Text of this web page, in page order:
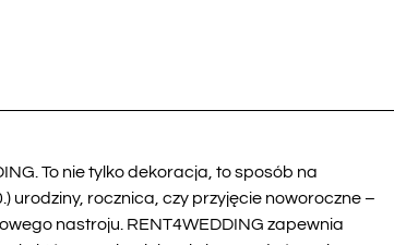
To nie tylko dekoracja, to sposób na
urodziny, rocznica, czy przyjęcie noworoczne –
nastroju. RENT4WEDDING zapewnia